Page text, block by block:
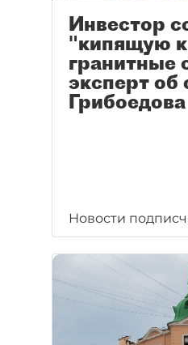
Инвестор
"кипящую
гранитные
эксперт об
Грибоедова
Новости